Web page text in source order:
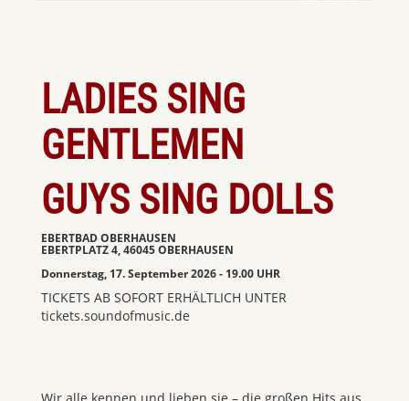
LADIES SING
GENTLEMEN
GUYS SING DOLLS
EBERTBAD OBERHAUSEN
EBERTPLATZ 4, 46045 OBERHAUSEN
Donnerstag, 17. September 2026 - 19.00 UHR
TICKETS AB SOFORT ERHÄLTLICH UNTER
tickets.soundofmusic.de